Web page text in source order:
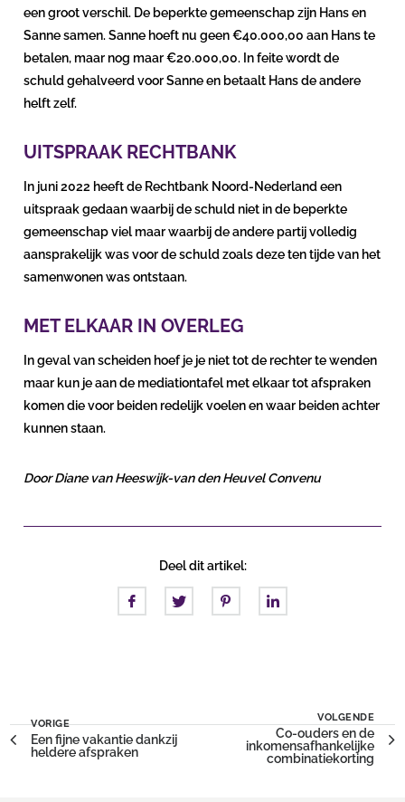
een groot verschil. De beperkte gemeenschap zijn Hans en
Sanne samen. Sanne hoeft nu geen €40.000,00 aan Hans te
betalen, maar nog maar €20.000,00. In feite wordt de
schuld gehalveerd voor Sanne en betaalt Hans de andere
helft zelf.
UITSPRAAK RECHTBANK
In juni 2022 heeft de Rechtbank Noord-Nederland een
uitspraak gedaan waarbij de schuld niet in de beperkte
gemeenschap viel maar waarbij de andere partij volledig
aansprakelijk was voor de schuld zoals deze ten tijde van het
samenwonen was ontstaan.
MET ELKAAR IN OVERLEG
In geval van scheiden hoef je je niet tot de rechter te wenden
maar kun je aan de mediationtafel met elkaar tot afspraken
komen die voor beiden redelijk voelen en waar beiden achter
kunnen staan.
Door Diane van Heeswijk-van den Heuvel Convenu
Deel dit artikel:
VORIGE
Een fijne vakantie dankzij
heldere afspraken
VOLGENDE
Co-ouders en de
inkomensafhankelijke
combinatiekorting